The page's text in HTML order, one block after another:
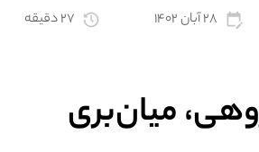
۲۸ آبان ۱۴۰۲
۲۷ دقیقه
میان‌بری